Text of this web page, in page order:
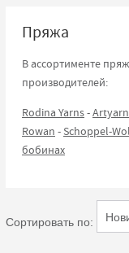
Пряжа
В ассортименте
производителей:
Rodina Yarns-
Rowan - Schoppel-
бобинах
Сортировать по: